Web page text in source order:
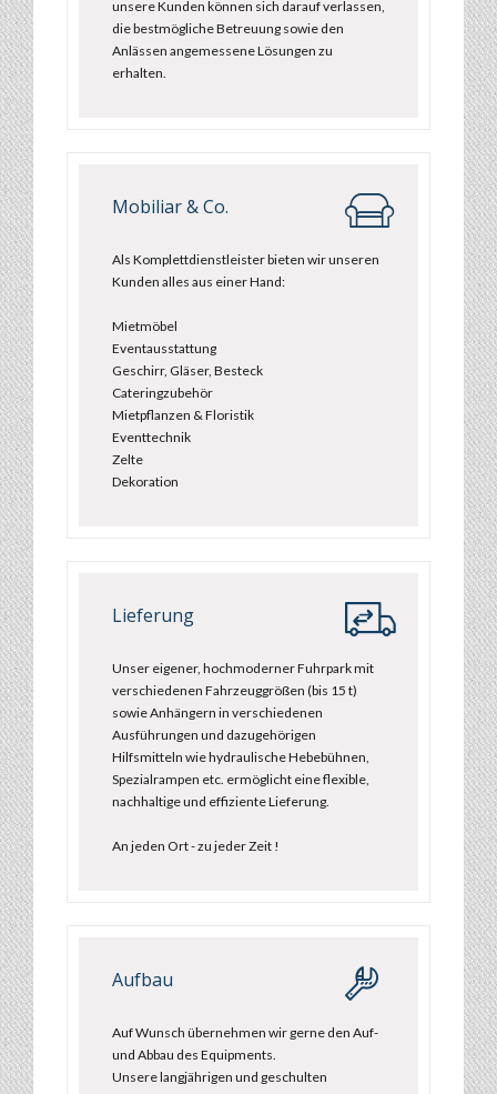
unsere Kunden können sich darauf verlassen,
die bestmögliche Betreuung sowie den
Anlässen angemessene Lösungen zu
erhalten.
Mobiliar & Co.
Als Komplettdienstleister bieten wir unseren
Kunden alles aus einer Hand:
Mietmöbel
Eventausstattung
Geschirr, Gläser, Besteck
Cateringzubehör
Mietpflanzen & Floristik
Eventtechnik
Zelte
Dekoration
Lieferung
Unser eigener, hochmoderner Fuhrpark mit
verschiedenen Fahrzeuggrößen (bis 15 t)
sowie Anhängern in verschiedenen
Ausführungen und dazugehörigen
Hilfsmitteln wie hydraulische Hebebühnen,
Spezialrampen etc. ermöglicht eine flexible,
nachhaltige und effiziente Lieferung.
An jeden Ort - zu jeder Zeit !
Aufbau
Auf Wunsch übernehmen wir gerne den Auf-
und Abbau des Equipments.
Unsere langjährigen und geschulten